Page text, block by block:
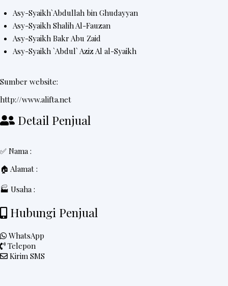
Asy-Syaikh`Abdullah bin Ghudayyan
Asy-Syaikh Shalih Al-Fauzan
Asy-Syaikh Bakr Abu Zaid
Asy-Syaikh `Abdul` Aziz Al al-Syaikh
Sumber website:
http://www.alifta.net
Detail Penjual
✅ Nama :
🏠 Alamat :
🏭 Usaha :
Hubungi Penjual
WhatsApp
Telepon
Kirim SMS